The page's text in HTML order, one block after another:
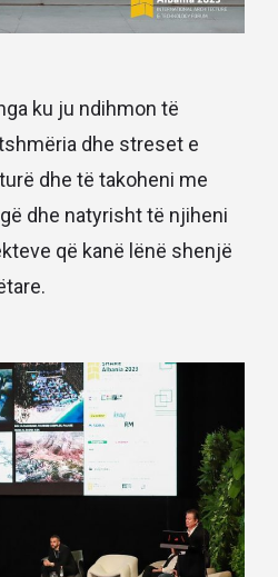
ku ju ndihmon të
dhe streset e
dhe të takoheni me
dhe natyrisht të njiheni
që kanë lënë shenjë